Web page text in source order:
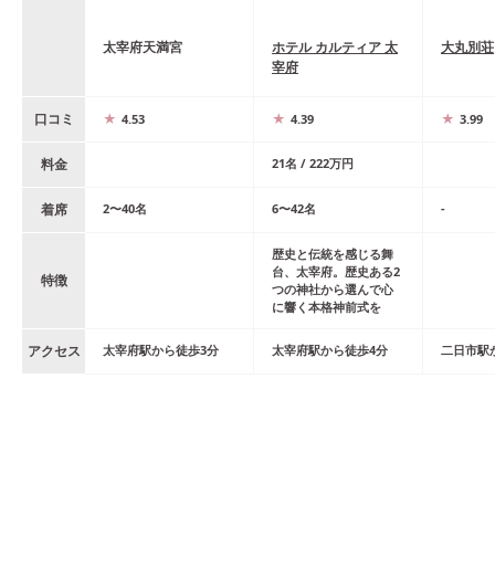
太宰府天満宮
ホテル カルティア 太
宰府
大丸別荘
口コミ 4.53 4.39 3.99
料金 21名 / 222万円
着席 2〜40名 6〜42名 -
特徴
歴史と伝統を感じる舞
台、太宰府。歴史ある2
つの神社から選んで心
に響く本格神前式を
アクセス 太宰府駅から徒歩3分 太宰府駅から徒歩4分 二日市駅